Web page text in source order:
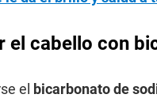
el cabello con
el bicarbonato de